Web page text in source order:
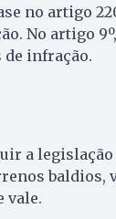
no artigo
No artigo
de infração.
a
baldios,
vale.